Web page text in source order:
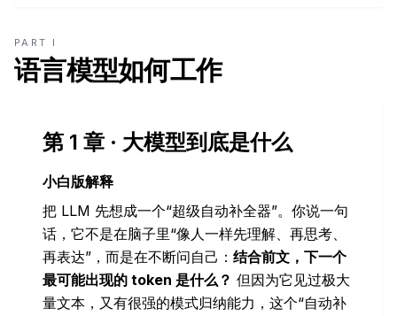
PART I
语言模型如何工作
第 1 章 · 大模型到底是什么
小白版解释
把 LLM 先想成一个“超级自动补全器”。你说一句
话，它不是在脑子里“像人一样先理解、再思考、
再表达”，而是在不断问自己： 结合前文，下一个
最可能出现的 token 是什么？ 但因为它见过极大
量文本，又有很强的模式归纳能力，这个“自动补